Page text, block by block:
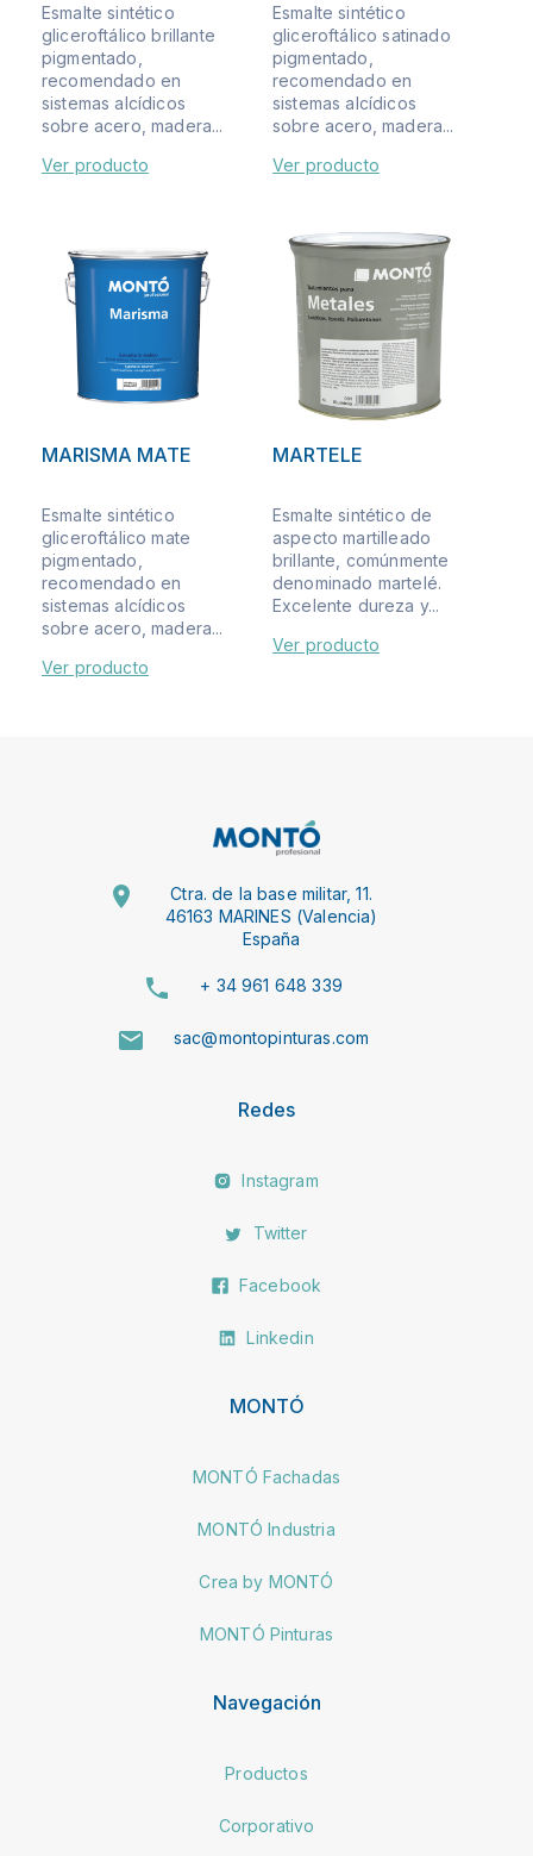
Esmalte sintético
gliceroftálico brillante
pigmentado,
recomendado en
sistemas alcídicos
sobre acero, madera...
Ver producto
Esmalte sintético
gliceroftálico satinado
pigmentado,
recomendado en
sistemas alcídicos
sobre acero, madera...
Ver producto
MARISMA MATE
Esmalte sintético
gliceroftálico mate
pigmentado,
recomendado en
sistemas alcídicos
sobre acero, madera...
Ver producto
MARTELE
Esmalte sintético de
aspecto martilleado
brillante, comúnmente
denominado martelé.
Excelente dureza y...
Ver producto
Ctra. de la base militar, 11.
46163 MARINES (Valencia)
España
+ 34 961 648 339
sac@montopinturas.com
Redes
Instagram
Twitter
Facebook
Linkedin
MONTÓ
MONTÓ Fachadas
MONTÓ Industria
Crea by MONTÓ
MONTÓ Pinturas
Navegación
Productos
Corporativo